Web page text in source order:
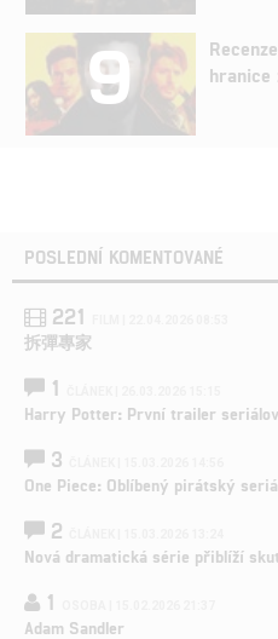
9
hranice
POSLEDNÍ KOMENTOVANÉ
221
拆彈專家
1
Harry Potter: První trailer
3
One Piece: Oblíbený pirátský
2
Nová dramatická série přiblíží
1
Adam Sandler